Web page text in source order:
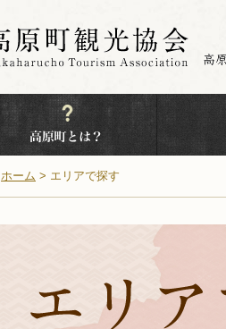
ホーム > エリアで探す